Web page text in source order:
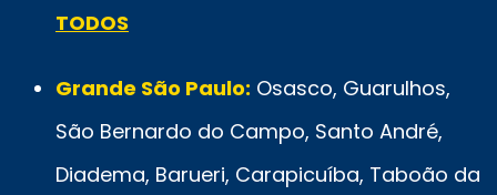
TODOS
Grande São Paulo: Osasco, Guarulhos,
São Bernardo do Campo, Santo André,
Diadema, Barueri, Carapicuíba, Taboão da